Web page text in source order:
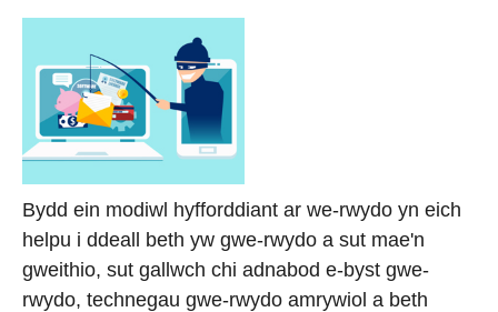
Bydd ein modiwl hyfforddiant ar we-rwydo yn eich
helpu i ddeall beth yw gwe-rwydo a sut mae'n
gweithio, sut gallwch chi adnabod e-byst gwe-
rwydo, technegau gwe-rwydo amrywiol a beth